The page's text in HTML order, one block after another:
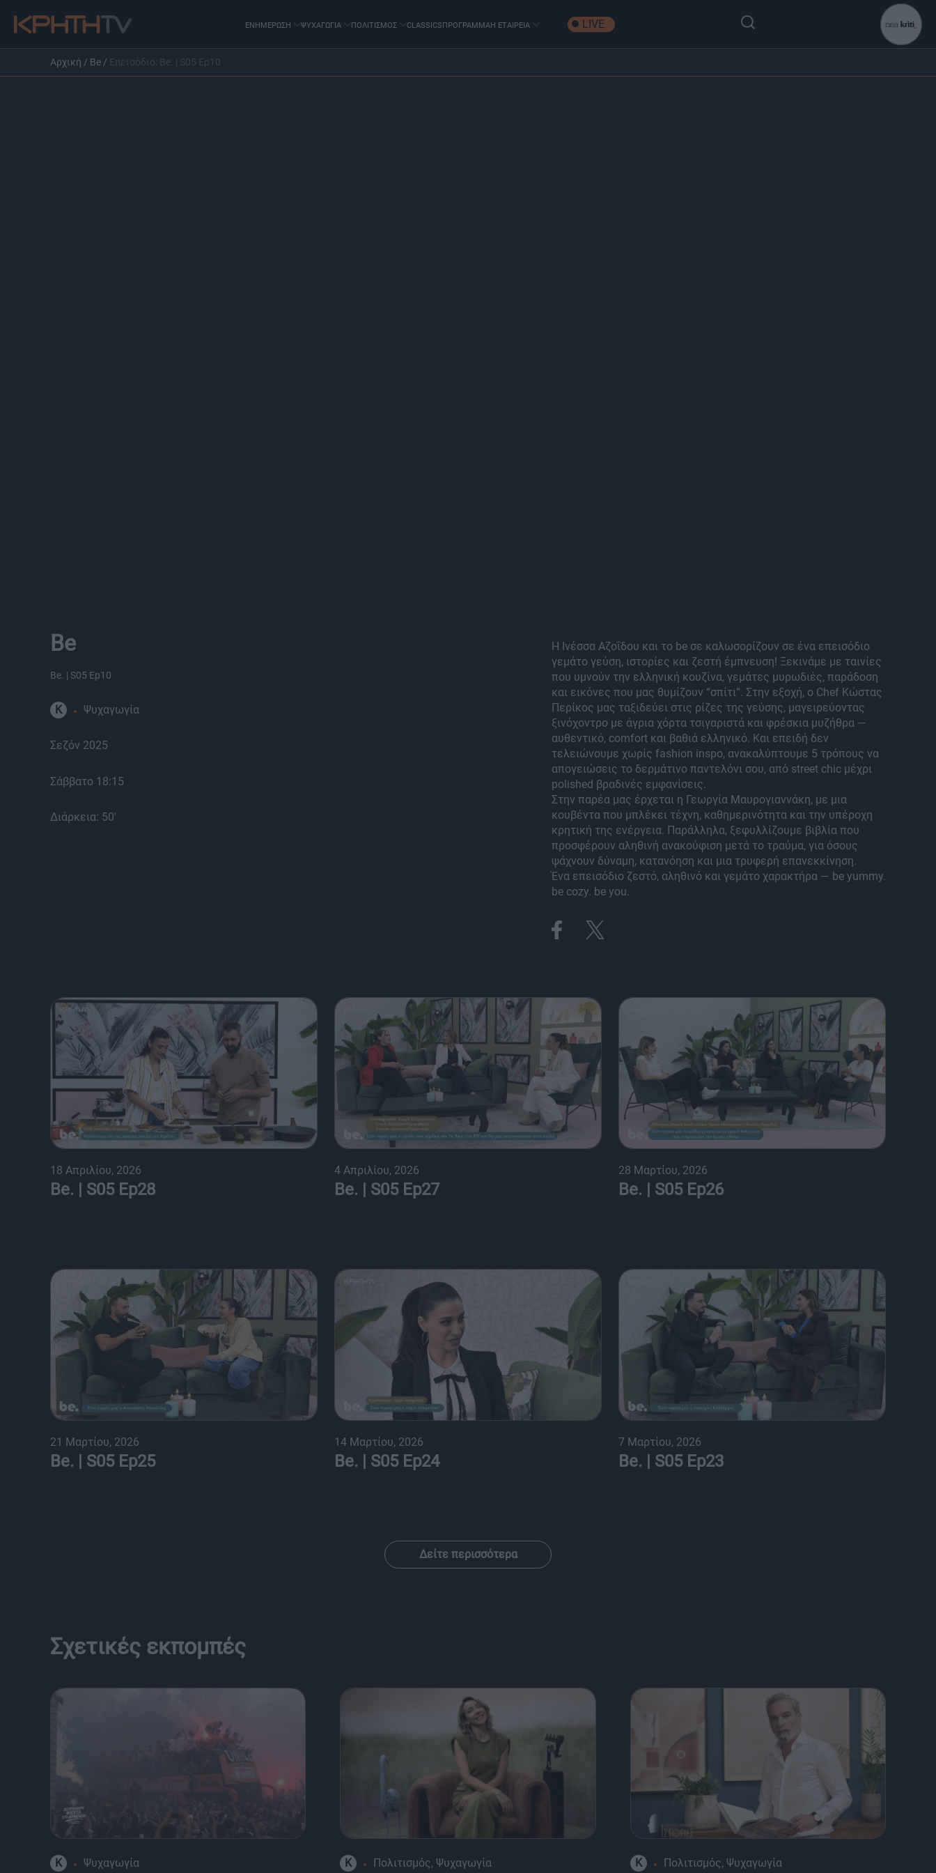
ΕΝΗΜΕΡΩΣΗ ΨΥΧΑΓΩΓΙΑ ΠΟΛΙΤΙΣΜΟΣ CLASSICSΠΡΟΓΡΑΜΜΑΗ ΕΤΑΙΡΕΙΑ LIVE
Αρχική / Be / Επεισόδιο: Be. | S05 Ep10
Be
Be. | S05 Ep10
K Ψυχαγωγία
Σεζόν 2025
Σάββατο 18:15
Διάρκεια: 50'
Η Ινέσσα Αζοΐδου και το be σε καλωσορίζουν σε ένα επεισόδιο
γεμάτο γεύση, ιστορίες και ζεστή έμπνευση! Ξεκινάμε με ταινίες
που υμνούν την ελληνική κουζίνα, γεμάτες μυρωδιές, παράδοση
και εικόνες που μας θυμίζουν “σπίτι”. Στην εξοχή, ο Chef Κώστας
Περίκος μας ταξιδεύει στις ρίζες της γεύσης, μαγειρεύοντας
ξινόχοντρο με άγρια χόρτα τσιγαριστά και φρέσκια μυζήθρα —
αυθεντικό, comfort και βαθιά ελληνικό. Και επειδή δεν
τελειώνουμε χωρίς fashion inspo, ανακαλύπτουμε 5 τρόπους να
απογειώσεις το δερμάτινο παντελόνι σου, από street chic μέχρι
polished βραδινές εμφανίσεις.
Στην παρέα μας έρχεται η Γεωργία Μαυρογιαννάκη, με μια
κουβέντα που μπλέκει τέχνη, καθημερινότητα και την υπέροχη
κρητική της ενέργεια. Παράλληλα, ξεφυλλίζουμε βιβλία που
προσφέρουν αληθινή ανακούφιση μετά το τραύμα, για όσους
ψάχνουν δύναμη, κατανόηση και μια τρυφερή επανεκκίνηση.
Ένα επεισόδιο ζεστό, αληθινό και γεμάτο χαρακτήρα — be yummy.
be cozy. be you.
18 Απριλίου, 2026
Be. | S05 Ep28
4 Απριλίου, 2026
Be. | S05 Ep27
28 Μαρτίου, 2026
Be. | S05 Ep26
21 Μαρτίου, 2026
Be. | S05 Ep25
14 Μαρτίου, 2026
Be. | S05 Ep24
7 Μαρτίου, 2026
Be. | S05 Ep23
Δείτε περισσότερα
Σχετικές εκπομπές
K Ψυχαγωγία K Πολιτισμός, Ψυχαγωγία K Πολιτισμός, Ψυχαγωγία